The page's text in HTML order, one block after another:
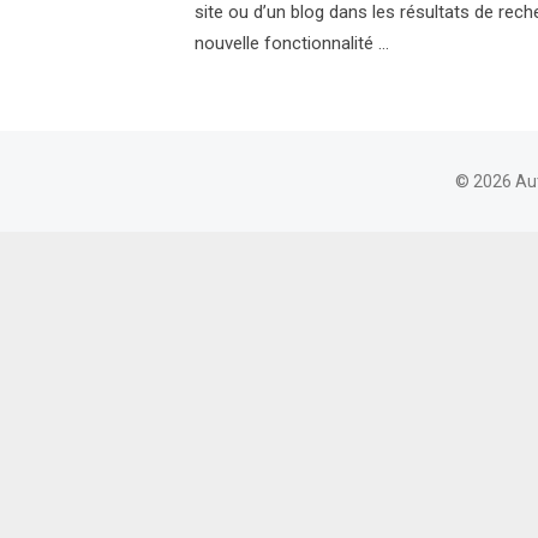
site ou d’un blog dans les résultats de
nouvelle fonctionnalité …
© 2026